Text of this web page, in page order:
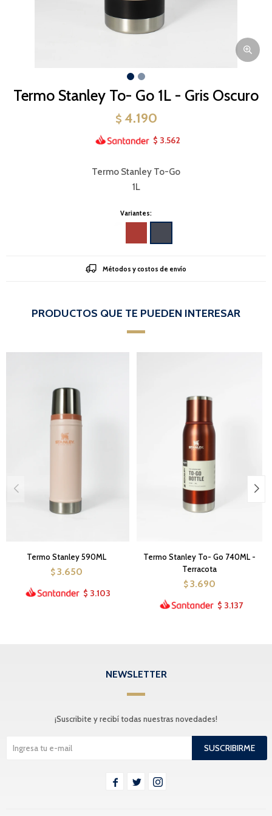
Termo Stanley To- Go 1L - Gris Oscuro
$ 4.190
$ 3.562
Termo Stanley To-Go
1L
Variantes:
Métodos y costos de envío
PRODUCTOS QUE TE PUEDEN INTERESAR
Termo Stanley 590ML
$ 3.650
$ 3.103
Termo Stanley To- Go 740ML -
Terracota
$ 3.690
$ 3.137
NEWSLETTER
¡Suscribite y recibí todas nuestras novedades!
SUSCRIBIRME
  